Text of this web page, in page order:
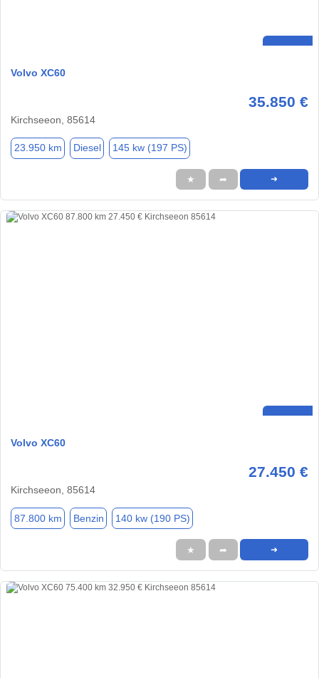
Volvo XC60
35.850 €
Kirchseeon, 85614
23.950 km Diesel 145 kw (197 PS)
★ ➦ ➜
Volvo XC60
27.450 €
Kirchseeon, 85614
87.800 km Benzin 140 kw (190 PS)
★ ➦ ➜